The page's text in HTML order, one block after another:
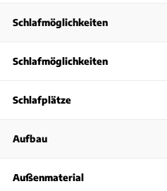
Schlafmöglichkeiten
Schlafmöglichkeiten
Schlafplätze
Aufbau
Außenmaterial